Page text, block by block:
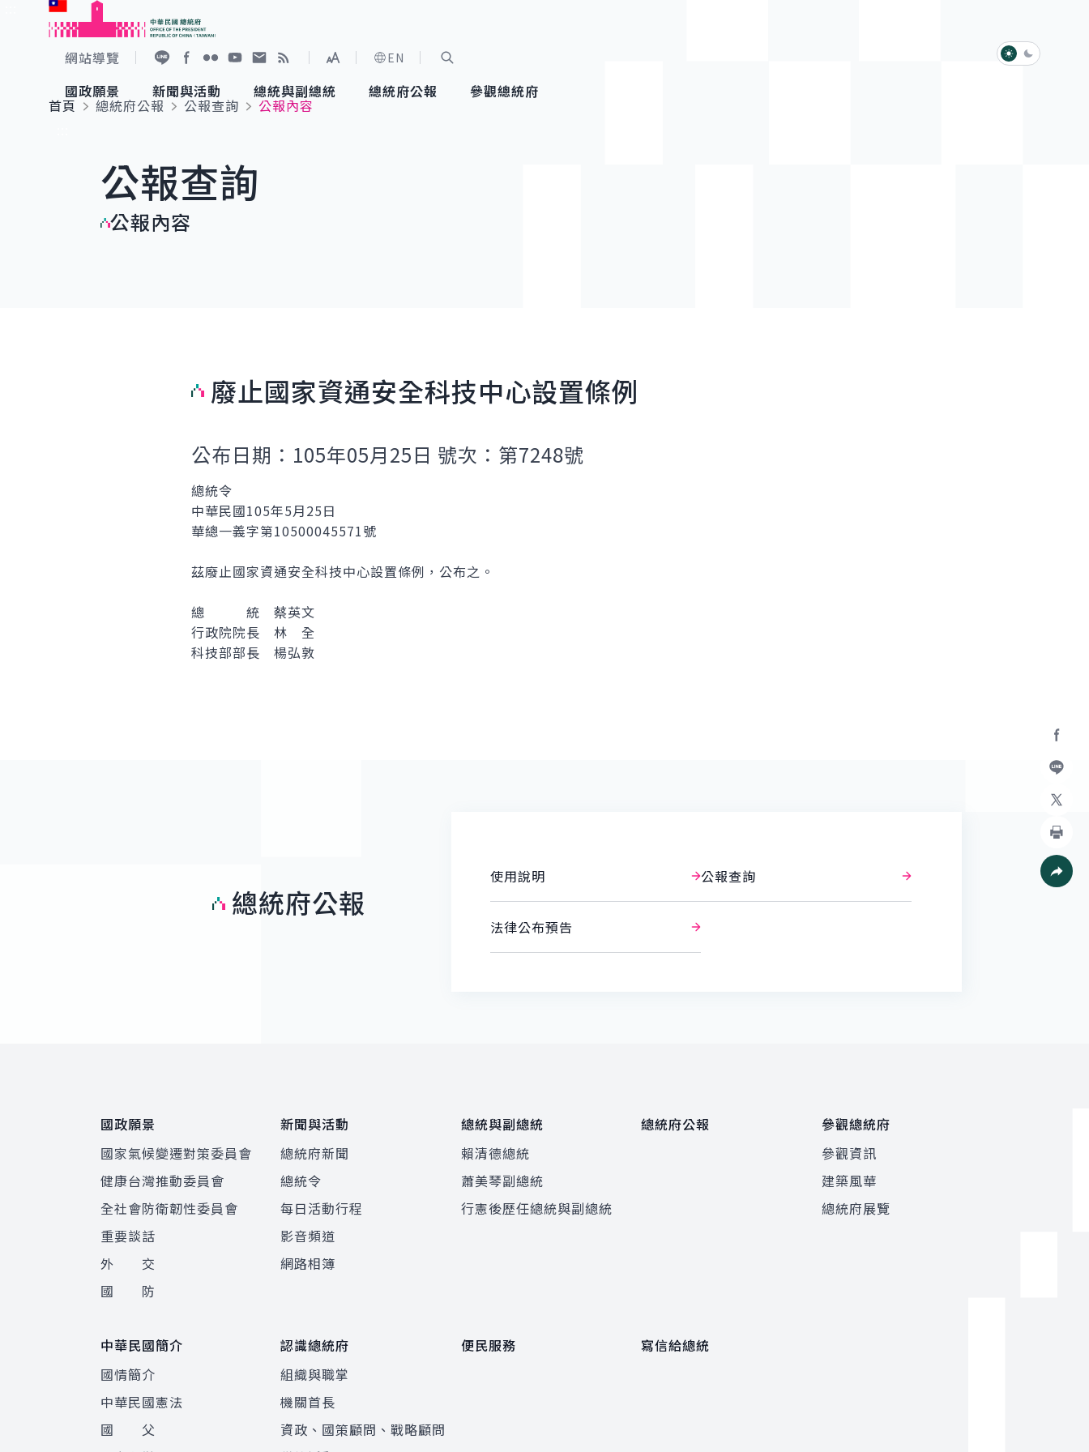
跳到主要內容
網站導覽
展開字級選單
EN
國政願景
國家氣候變遷對策委員會
重要談話
新聞與活動
總統府新聞
影音頻道
總統與副總統
賴清德總統
總統府公報 參觀總統府
淺色模式
深色模式
首頁
總統府公報 公報查詢
公報內容
公報查詢
公報內容
加入好
列印
廢止國家資通安全科技中心設置條例
公布日期：105年05月25日 號次：第7248號
總統令
中華民國105年5月25日
華總一義字第10500045571號
茲廢止國家資通安全科技中心設置條例，公布之。
總 統 蔡英文
行政院院長 林 全
科技部部長 楊弘敦
總統府公報
使用說明 公報查詢
法律公布預告
國政願景
國家氣候變遷對策委員會
健康台灣推動委員會
全社會防衛韌性委員會
重要談話
外 交
國 防
新聞與活動
總統府新聞
總統令
每日活動行程
影音頻道
網路相簿
總統與副總統
賴清德總統
蕭美琴副總統
行憲後歷任總統與副總統
總統府公報
參觀總統府
參觀資訊
建築風華
總統府展覽
中華民國簡介
國情簡介
中華民國憲法
國 父
認識總統府
組織與職掌
機關首長
資政、國策顧問、戰略顧問
便民服務 寫信給總統